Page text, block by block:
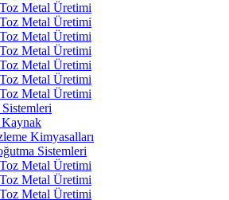
Metal Üretimi
Metal Üretimi
Metal Üretimi
Metal Üretimi
Metal Üretimi
Metal Üretimi
Metal Üretimi
Kimyasalları
Sistemleri
Metal Üretimi
Metal Üretimi
Metal Üretimi